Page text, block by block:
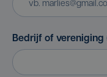
Bedrijf of